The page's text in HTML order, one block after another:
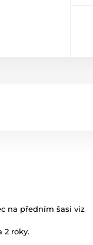
na předním šasi viz
2 roky.